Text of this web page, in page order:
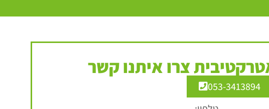
צרו איתנו קשר
053-3413894